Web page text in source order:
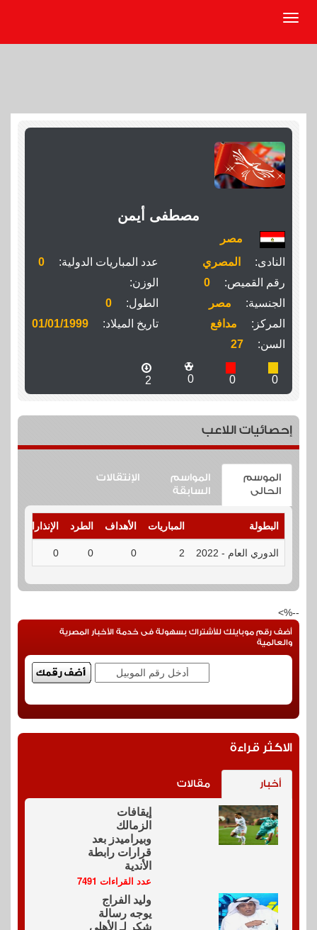
مصطفى أيمن
مصر
النادى:
المصري عدد المباريات الدولية:
0
رقم القميص:
0
الوزن:
الجنسية:
مصر الطول:
0
المركز:
مدافع تاريخ الميلاد:
01/01/1999
السن:
27
0
0
0
2
إحصائيات اللاعب
الموسم
الحالى
المواسم
السابقة
الإنتقالات
البطولة المباريات الأهداف الطرد الإنذارات
الدوري العام - 2022 2
0
0
0
--%>
أضف رقم موبايلك للأشتراك بسهولة فى خدمة الأخبار المصرية
والعالمية
الاكثر قراءة
أخبار مقالات
إيقافات
الزمالك
وبيراميدز بعد
قرارات رابطة
الأندية
عدد القراءات 7491
وليد الفراج
يوجه رسالة
شكر لـ الأهلي